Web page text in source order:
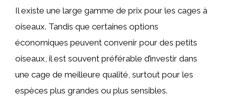
Il existe une large gamme de prix pour les cages à
oiseaux. Tandis que certaines options
économiques peuvent convenir pour des petits
oiseaux, il est souvent préférable d’investir dans
une cage de meilleure qualité, surtout pour les
espèces plus grandes ou plus sensibles.